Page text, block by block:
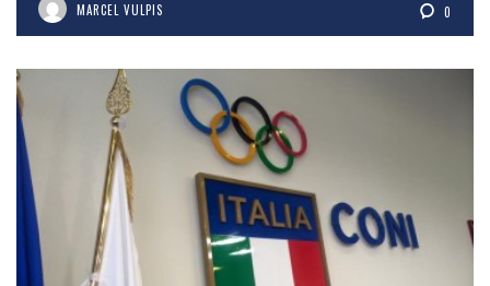
MARCEL VULPIS 0